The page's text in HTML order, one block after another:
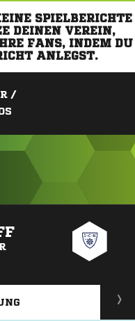
SPIELBERICHTE
DEINEN VEREIN,
FANS, INDEM DU
ANLEGST.
/